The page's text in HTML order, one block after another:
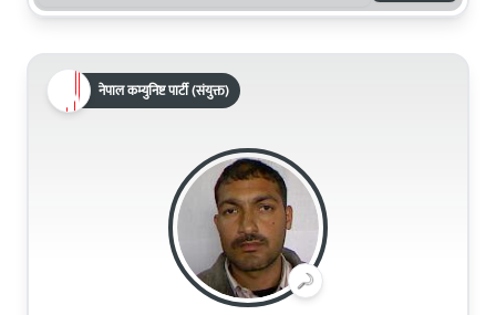
नेपाल कम्युनिष्ट पार्टी (संयुक्त)